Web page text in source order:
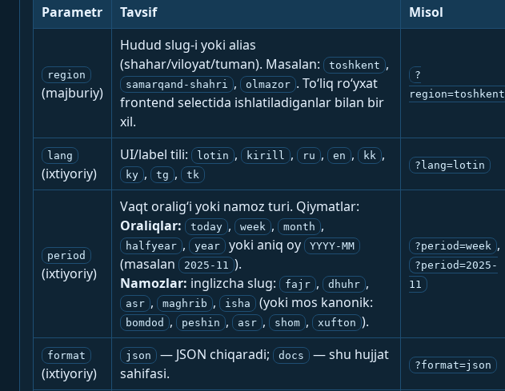
Parametr Tavsif Misol
region
(majburiy)
Hudud slug-i yoki alias
(shahar/viloyat/tuman). Masalan:
toshkent ,
samarqand-shahri , olmazor . To‘liq ro‘yxat
frontend selectida ishlatiladiganlar bilan bir
xil.
?
region=toshkent
lang
(ixtiyoriy)
UI/label tili: lotin , kirill , ru , en , kk ,
ky , tg , tk
?lang=lotin
period
(ixtiyoriy)
Vaqt oralig‘i yoki namoz turi. Qiymatlar:
Oraliqlar:
today , week , month ,
halfyear , year yoki aniq oy YYYY-MM
(masalan 2025-11 ).
Namozlar: inglizcha slug: fajr , dhuhr ,
asr , maghrib , isha (yoki mos kanonik:
bomdod , peshin , asr , shom , xufton ).
?period=week ,
?period=2025-
11
format
(ixtiyoriy)
json — JSON chiqaradi; docs
— shu hujjat
sahifasi.
?format=json